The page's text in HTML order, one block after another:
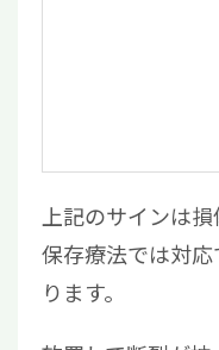
上記のサインは
保存療法では対
ります。